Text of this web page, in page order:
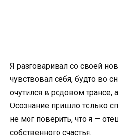
Я разговаривал со своей
чувствовал себя, будто во
очутился в родовом трансе,
Осознание пришло только
не мог поверить, что я —
собственного счастья.